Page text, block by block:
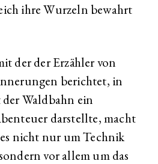
ihre Wurzeln bewahrt
der der Erzähler von
berichtet, in
Waldbahn ein
darstellte, macht
nicht nur um Technik
vor allem um das